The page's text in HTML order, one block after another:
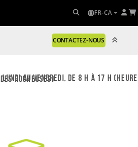
FR-CA
CONTACTEZ-NOUS
Heures d'ouverture : du lundi au vendredi, de 8 h à 17 h (heure des Rocheuses)